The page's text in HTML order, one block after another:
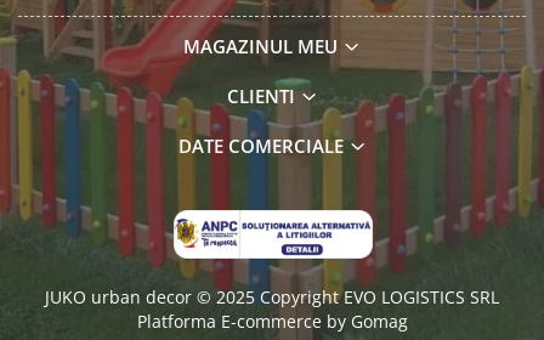
MAGAZINUL MEU
CLIENTI
DATE COMERCIALE
JUKO urban decor © 2025 Copyright EVO LOGISTICS SRL
Platforma E-commerce by Gomag